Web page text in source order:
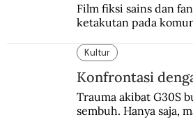
Film fiksi sains dan
ketakutan pada
Kultur
Konfrontasi
Trauma akibat G30S
sembuh. Hanya saja,